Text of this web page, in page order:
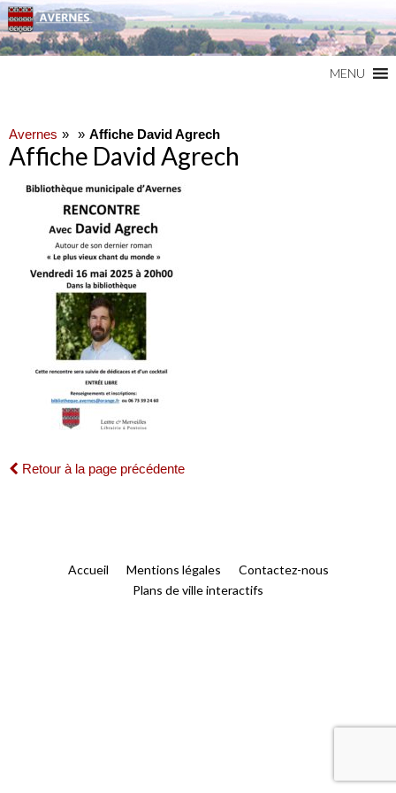
MENU
Avernes Affiche David Agrech
Affiche David Agrech
Retour à la page précédente
Accueil Mentions légales
Contactez-nous
Plans de ville interactifs